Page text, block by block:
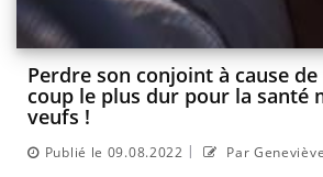
Perdre son conjoint à cause de
coup le plus dur pour la santé
veufs !
Publié le 09.08.2022 | Par